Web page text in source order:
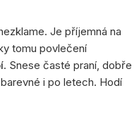
Je příjemná na
tomu povlečení
. Snese časté praní, dobře
i po letech. Hodí